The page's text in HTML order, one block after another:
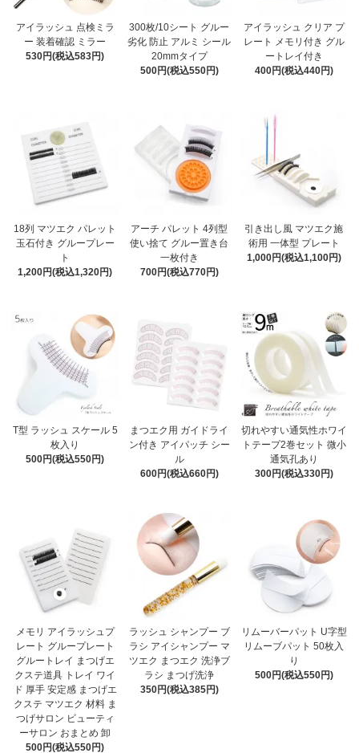
アイラッシュ 点検ミラ
ー 装着確認 ミラー
530円(税込583円)
300枚/10シート グルー
劣化 防止 アルミ シール
20mmタイプ
500円(税込550円)
アイラッシュ クリア プ
レート メモリ付き グル
ートレイ付き
400円(税込440円)
18列 マツエク パレット
玉石付き グループレー
ト
1,200円(税込1,320円)
アーチ パレット 4列型
使い捨て グルー置き台
一枚付き
700円(税込770円)
引き出し風 マツエク施
術用 一体型 プレート
1,000円(税込1,100円)
T型 ラッシュ スケール 5
枚入り
500円(税込550円)
まつエク用 ガイドライ
ン付き アイパッチ シー
ル
600円(税込660円)
切れやすい通気性ホワイ
トテープ2巻セット 微小
通気孔あり
300円(税込330円)
メモリ アイラッシュプ
レート グループレート
グルートレイ まつげエ
クステ道具 トレイ ワイ
ド 厚手 安定感 まつげエ
クステ マツエク 材料 ま
つげサロン ビューティ
ーサロン おまとめ 卸
500円(税込550円)
ラッシュ シャンプー ブ
ラシ アイシャンプー マ
ツエク まつエク 洗浄ブ
ラシ まつげ洗浄
350円(税込385円)
リムーバーパット U字型
リムーブパット 50枚入
り
500円(税込550円)